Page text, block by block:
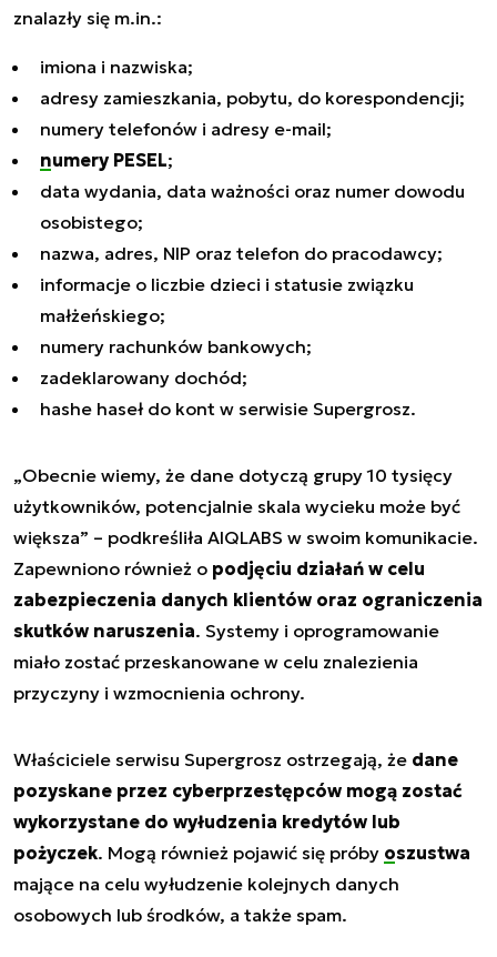
znalazły się m.in.:
imiona i nazwiska;
adresy zamieszkania, pobytu, do korespondencji;
numery telefonów i adresy e-mail;
numery PESEL;
data wydania, data ważności oraz numer dowodu
osobistego;
nazwa, adres, NIP oraz telefon do pracodawcy;
informacje o liczbie dzieci i statusie związku
małżeńskiego;
numery rachunków bankowych;
zadeklarowany dochód;
hashe haseł do kont w serwisie Supergrosz.
„Obecnie wiemy, że dane dotyczą grupy 10 tysięcy
użytkowników, potencjalnie skala wycieku może być
większa” – podkreśliła AIQLABS w swoim komunikacie.
Zapewniono również o podjęciu działań w celu
zabezpieczenia danych klientów oraz ograniczenia
skutków naruszenia. Systemy i oprogramowanie
miało zostać przeskanowane w celu znalezienia
przyczyny i wzmocnienia ochrony.
Właściciele serwisu Supergrosz ostrzegają, że dane
pozyskane przez cyberprzestępców mogą zostać
wykorzystane do wyłudzenia kredytów lub
pożyczek. Mogą również pojawić się próby oszustwa
mające na celu wyłudzenie kolejnych danych
osobowych lub środków, a także spam.